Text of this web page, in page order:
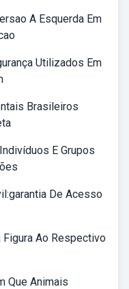
A Esquerda Em
Utilizados Em
Brasileiros
E Grupos
De Acesso
Ao Respectivo
Que Animais